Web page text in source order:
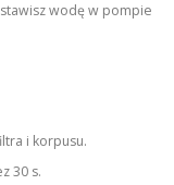
wodę w pompie
i korpusu.
30 s.